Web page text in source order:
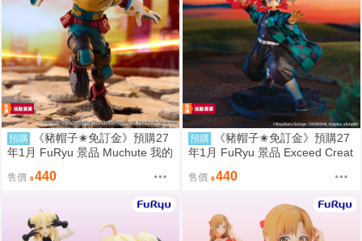
預購
《豬帽子✬免訂金》預購27
年1月 FuRyu 景品 Muchute 我的
綠谷出久 0906
售價 440
預購
《豬帽子✬免訂金》預購27
年1月 FuRyu 景品 Exceed Creat
06
售價 440